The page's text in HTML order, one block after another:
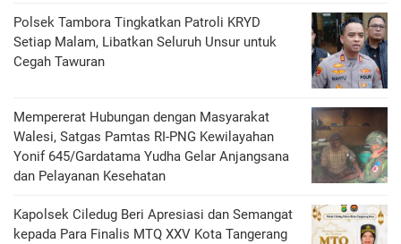
Polsek Tambora Tingkatkan Patroli KRYD
Setiap Malam, Libatkan Seluruh Unsur untuk
Cegah Tawuran
Mempererat Hubungan dengan Masyarakat
Walesi, Satgas Pamtas RI-PNG Kewilayahan
Yonif 645/Gardatama Yudha Gelar Anjangsana
dan Pelayanan Kesehatan
‎Kapolsek Ciledug Beri Apresiasi dan Semangat
kepada Para Finalis MTQ XXV Kota Tangerang